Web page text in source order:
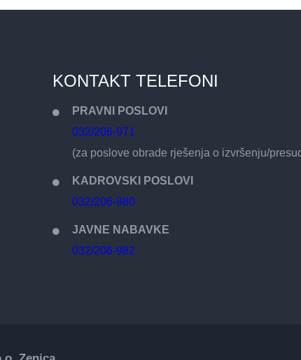
KONTAKT TELEFONI
PRAVNI POSLOVI
032/206-971
(za poslove obrade rješenja o izvršenju/
KADROVSKI POSLOVI
032/206-980
JAVNE NABAVKE
032/206-982